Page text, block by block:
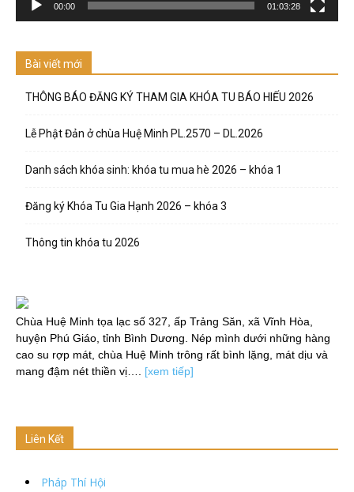
00:00 01:03:28
Bài viết mới
THÔNG BÁO ĐĂNG KÝ THAM GIA KHÓA TU BÁO HIẾU 2026
Lễ Phật Đản ở chùa Huệ Minh PL.2570 – DL.2026
Danh sách khóa sinh: khóa tu mua hè 2026 – khóa 1
Đăng ký Khóa Tu Gia Hạnh 2026 – khóa 3
Thông tin khóa tu 2026
Chùa Huệ Minh tọa lạc số 327, ấp Trảng Săn, xã Vĩnh Hòa,
huyện Phú Giáo, tỉnh Bình Dương. Nép mình dưới những hàng
cao su rợp mát, chùa Huệ Minh trông rất bình lặng, mát dịu và
mang đậm nét thiền vị…. [xem tiếp]
Liên Kết
Pháp Thí Hội